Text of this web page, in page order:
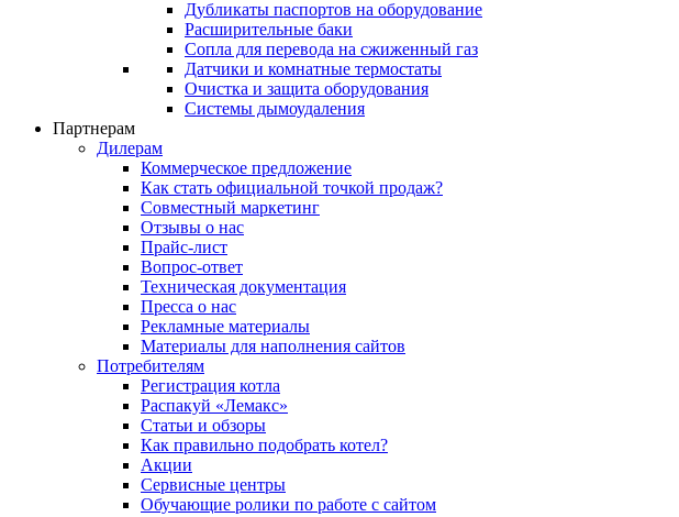
Дубликаты паспортов на оборудование
Расширительные баки
Сопла для перевода на сжиженный газ
Датчики и комнатные термостаты
Очистка и защита оборудования
Системы дымоудаления
Партнерам
Дилерам
Коммерческое предложение
Как стать официальной точкой продаж?
Совместный маркетинг
Отзывы о нас
Прайс-лист
Вопрос-ответ
Техническая документация
Пресса о нас
Рекламные материалы
Материалы для наполнения сайтов
Потребителям
Регистрация котла
Распакуй «Лемакс»
Статьи и обзоры
Как правильно подобрать котел?
Акции
Сервисные центры
Обучающие ролики по работе с сайтом